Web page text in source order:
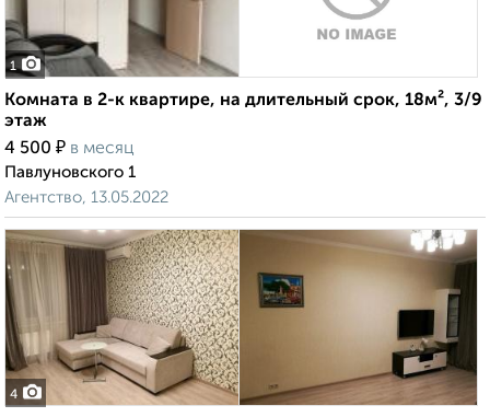
1
Комната в 2-к квартире, на длительный срок, 18м², 3/9
этаж
4 500 ₽ в месяц
Павлуновского 1
Агентство, 13.05.2022
4